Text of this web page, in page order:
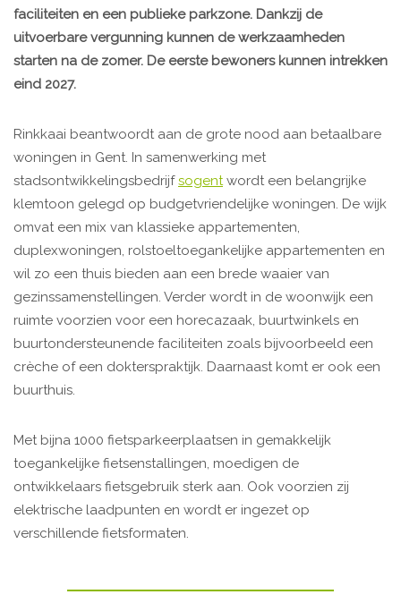
faciliteiten en een publieke parkzone. Dankzij de
uitvoerbare vergunning kunnen de werkzaamheden
starten na de zomer. De eerste bewoners kunnen intrekken
eind 2027.
Rinkkaai beantwoordt aan de grote nood aan betaalbare
woningen in Gent. In samenwerking met
stadsontwikkelingsbedrijfsogentwordt een belangrijke
klemtoon gelegd op budgetvriendelijke woningen. De wijk
omvat een mix van klassieke appartementen,
duplexwoningen, rolstoeltoegankelijke appartementen en
wil zo een thuis bieden aan een brede waaier van
gezinssamenstellingen. Verder wordt in de woonwijk een
ruimte voorzien voor een horecazaak, buurtwinkels en
buurtondersteunende faciliteiten zoals bijvoorbeeld een
crèche of een dokterspraktijk. Daarnaast komt er ook een
buurthuis.
Met bijna 1000 fietsparkeerplaatsen in gemakkelijk
toegankelijke fietsenstallingen, moedigen de
ontwikkelaars fietsgebruik sterk aan. Ook voorzien zij
elektrische laadpunten en wordt er ingezet op
verschillende fietsformaten.